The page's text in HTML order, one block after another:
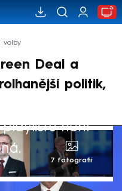
volby
Deal a
politik,
není
7 fotografií